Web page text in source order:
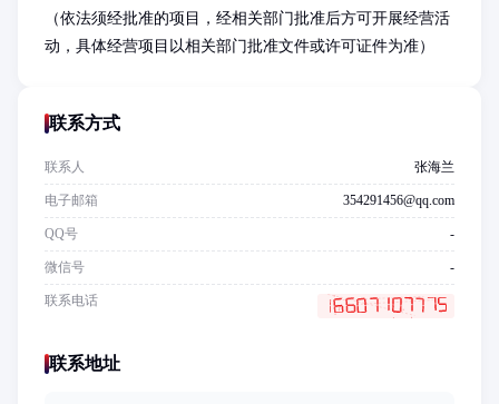
（依法须经批准的项目，经相关部门批准后方可开展经营活
动，具体经营项目以相关部门批准文件或许可证件为准）
联系方式
联系人 张海兰
电子邮箱 354291456@qq.com
QQ号 -
微信号 -
联系电话
联系地址